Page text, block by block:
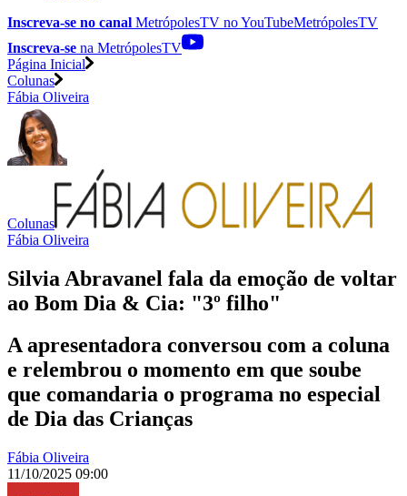
Inscreva-se no canal MetrópolesTV noYouTubeMetrópolesTV
Inscreva-se na MetrópolesTV
Página Inicial
Colunas
Fábia Oliveira
Colunas
Fábia Oliveira
Silvia Abravanel fala da emoção de voltar
ao Bom Dia & Cia: "3º filho"
A apresentadora conversou com a coluna
e relembrou o momento em que soube
que comandaria o programa no especial
de Dia das Crianças
Fábia Oliveira
11/10/2025 09:00